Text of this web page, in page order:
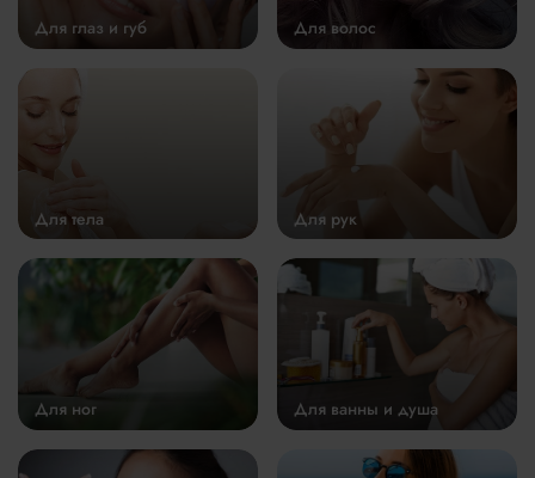
Для глаз и губ Для волос
Для тела Для рук
Для ног Для ванны и душа